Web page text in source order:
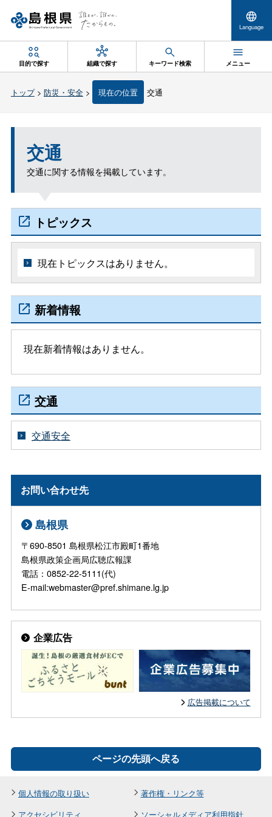
Language
目的で探す 組織で探す キーワード検索 メニュー
トップ> 防災・安全> 現在の位置 交通
交通
交通に関する情報を掲載しています。
トピックス
現在トピックスはありません。
新着情報
現在新着情報はありません。
交通
交通安全
お問い合わせ先
島根県
〒690-8501 島根県松江市殿町1番地
島根県政策企画局広聴広報課
電話：0852-22-5111(代)
E-mail:webmaster@pref.shimane.lg.jp
企業広告
広告掲載について
ページの先頭へ戻る
個人情報の取り扱い
著作権・リンク等
アクセシビリティ
ソーシャルメディア利用指針